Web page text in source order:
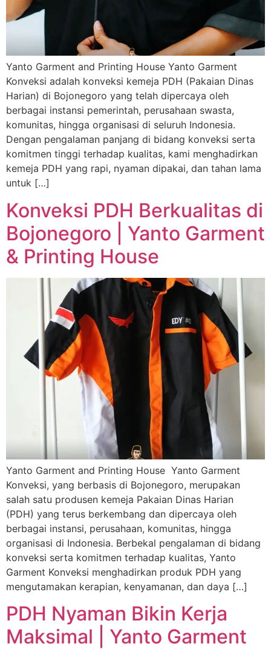
Yanto Garment and Printing House Yanto Garment
Konveksi adalah konveksi kemeja PDH (Pakaian Dinas
Harian) di Bojonegoro yang telah dipercaya oleh
berbagai instansi pemerintah, perusahaan swasta,
komunitas, hingga organisasi di seluruh Indonesia.
Dengan pengalaman panjang di bidang konveksi serta
komitmen tinggi terhadap kualitas, kami menghadirkan
kemeja PDH yang rapi, nyaman dipakai, dan tahan lama
untuk […]
Konveksi PDH Berkualitas di
Bojonegoro | Yanto Garment
& Printing House
Yanto Garment and Printing House Yanto Garment
Konveksi, yang berbasis di Bojonegoro, merupakan
salah satu produsen kemeja Pakaian Dinas Harian
(PDH) yang terus berkembang dan dipercaya oleh
berbagai instansi, perusahaan, komunitas, hingga
organisasi di Indonesia. Berbekal pengalaman di bidang
konveksi serta komitmen terhadap kualitas, Yanto
Garment Konveksi menghadirkan produk PDH yang
mengutamakan kerapian, kenyamanan, dan daya […]
PDH Nyaman Bikin Kerja
Maksimal | Yanto Garment